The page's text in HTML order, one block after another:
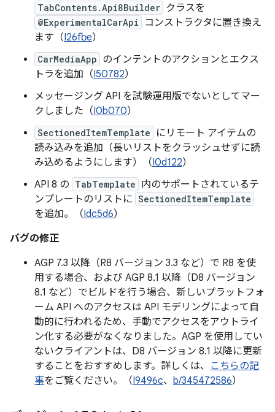
TabContents.Api8Builder クラスを
@ExperimentalCarApi
コンストラクタに置き換え
ます（I26fbe）
CarMediaApp のインテントのアクションとエクス
トラを追加（I50782）
メッセージング API を試験運用版でないとしてマー
クしました（I0b070）
SectionedItemTemplate
にリモート アイテムの
読み込みを追加（長いリストをクラッシュせずに読
み込めるようにします）（I0d122）
API 8 の TabTemplate 内のサポートされているテ
ンプレートのリストに SectionedItemTemplate
を追加。（Idc5d6）
バグの修正
AGP 7.3 以降（R8 バージョン 3.3 など）で R8 を使
用する場合、および AGP 8.1 以降（D8 バージョン
8.1 など）でビルドを行う場合、新しいプラットフォ
ーム API へのアクセスは API モデリングによって自
動的に行われるため、手動でアクセスをアウトライ
ン化する必要がなくなりました。AGP を使用してい
ないクライアントは、D8 バージョン 8.1 以降に更新
することをおすすめします。詳しくは、 こちらの記
事をご覧ください。（I9496c、 b/345472586）